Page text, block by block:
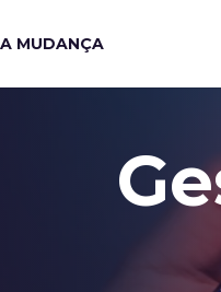
MUDANÇA